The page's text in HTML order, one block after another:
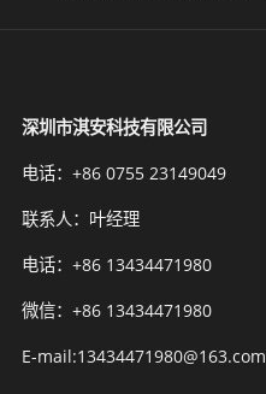
深圳市淇安科技有限公司
电话：+86 0755 23149049
联系人：叶经理
电话：+86 13434471980
微信：+86 13434471980
E-mail:13434471980@163.com